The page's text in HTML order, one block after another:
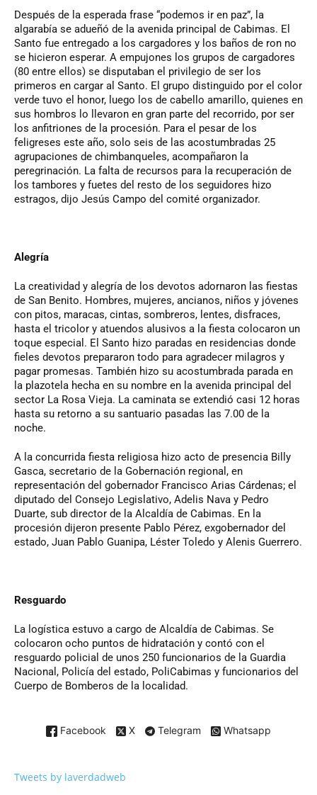
Después de la esperada frase “podemos ir en paz”, la
algarabía se adueñó de la avenida principal de Cabimas. El
Santo fue entregado a los cargadores y los baños de ron no
se hicieron esperar. A empujones los grupos de cargadores
(80 entre ellos) se disputaban el privilegio de ser los
primeros en cargar al Santo. El grupo distinguido por el color
verde tuvo el honor, luego los de cabello amarillo, quienes en
sus hombros lo llevaron en gran parte del recorrido, por ser
los anfitriones de la procesión. Para el pesar de los
feligreses este año, solo seis de las acostumbradas 25
agrupaciones de chimbanqueles, acompañaron la
peregrinación. La falta de recursos para la recuperación de
los tambores y fuetes del resto de los seguidores hizo
estragos, dijo Jesús Campo del comité organizador.
Alegría
La creatividad y alegría de los devotos adornaron las fiestas
de San Benito. Hombres, mujeres, ancianos, niños y jóvenes
con pitos, maracas, cintas, sombreros, lentes, disfraces,
hasta el tricolor y atuendos alusivos a la fiesta colocaron un
toque especial. El Santo hizo paradas en residencias donde
fieles devotos prepararon todo para agradecer milagros y
pagar promesas. También hizo su acostumbrada parada en
la plazotela hecha en su nombre en la avenida principal del
sector La Rosa Vieja. La caminata se extendió casi 12 horas
hasta su retorno a su santuario pasadas las 7.00 de la
noche.
A la concurrida fiesta religiosa hizo acto de presencia Billy
Gasca, secretario de la Gobernación regional, en
representación del gobernador Francisco Arias Cárdenas; el
diputado del Consejo Legislativo, Adelis Nava y Pedro
Duarte, sub director de la Alcaldía de Cabimas. En la
procesión dijeron presente Pablo Pérez, exgobernador del
estado, Juan Pablo Guanipa, Léster Toledo y Alenis Guerrero.
Resguardo
La logística estuvo a cargo de Alcaldía de Cabimas. Se
colocaron ocho puntos de hidratación y contó con el
resguardo policial de unos 250 funcionarios de la Guardia
Nacional, Policía del estado, PoliCabimas y funcionarios del
Cuerpo de Bomberos de la localidad.
Facebook X Telegram Whatsapp
Tweets by laverdadweb